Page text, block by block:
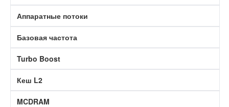
Аппаратные потоки
Базовая частота
Turbo Boost
Кеш L2
MCDRAM